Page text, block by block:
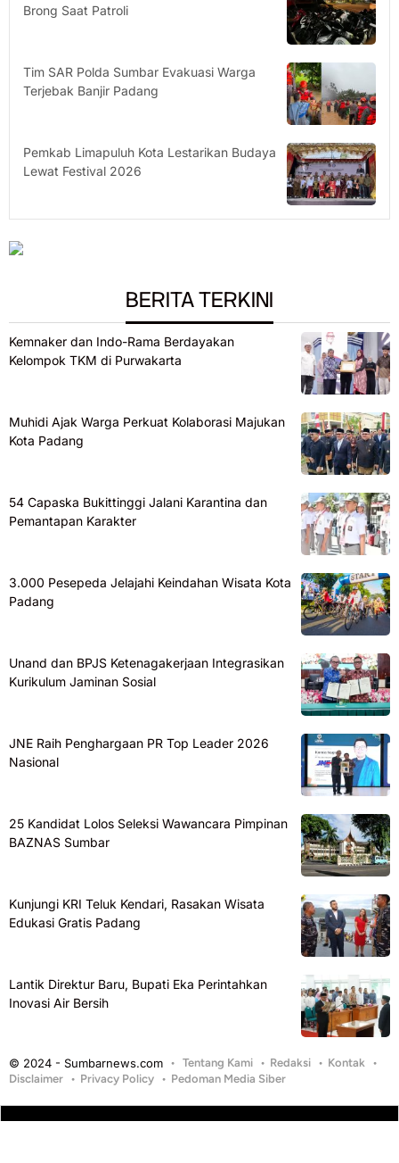
Brong Saat Patroli
Tim SAR Polda Sumbar Evakuasi Warga
Terjebak Banjir Padang
Pemkab Limapuluh Kota Lestarikan Budaya
Lewat Festival 2026
BERITA TERKINI
Kemnaker dan Indo-Rama Berdayakan
Kelompok TKM di Purwakarta
Muhidi Ajak Warga Perkuat Kolaborasi Majukan
Kota Padang
54 Capaska Bukittinggi Jalani Karantina dan
Pemantapan Karakter
3.000 Pesepeda Jelajahi Keindahan Wisata Kota
Padang
Unand dan BPJS Ketenagakerjaan Integrasikan
Kurikulum Jaminan Sosial
JNE Raih Penghargaan PR Top Leader 2026
Nasional
25 Kandidat Lolos Seleksi Wawancara Pimpinan
BAZNAS Sumbar
Kunjungi KRI Teluk Kendari, Rasakan Wisata
Edukasi Gratis Padang
Lantik Direktur Baru, Bupati Eka Perintahkan
Inovasi Air Bersih
© 2024 - Sumbarnews.com Tentang Kami Redaksi
Kontak
Disclaimer
Privacy Policy Pedoman Media Siber